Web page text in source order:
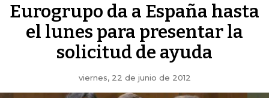
Eurogrupo da a España hasta
el lunes para presentar la
solicitud de ayuda
viernes, 22 de junio de 2012